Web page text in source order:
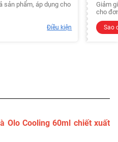
sản phẩm, áp dụng cho
Điều kiện
Giảm
cho
Sao
Olo Cooling 60ml chiết xuất